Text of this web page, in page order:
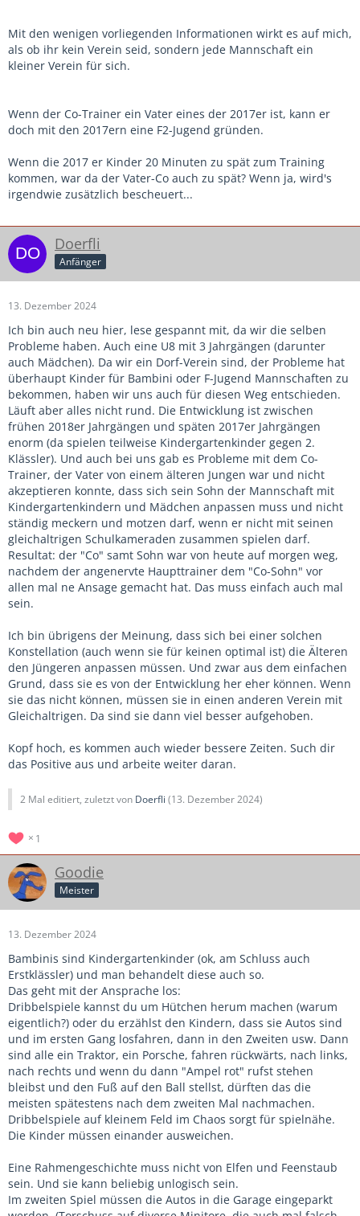
Mit den wenigen vorliegenden Informationen wirkt es auf mich,
als ob ihr kein Verein seid, sondern jede Mannschaft ein
kleiner Verein für sich.
Wenn der Co-Trainer ein Vater eines der 2017er ist, kann er
doch mit den 2017ern eine F2-Jugend gründen.
Wenn die 2017 er Kinder 20 Minuten zu spät zum Training
kommen, war da der Vater-Co auch zu spät? Wenn ja, wird's
irgendwie zusätzlich bescheuert...
Doerfli
Anfänger
13. Dezember 2024
Ich bin auch neu hier, lese gespannt mit, da wir die selben
Probleme haben. Auch eine U8 mit 3 Jahrgängen (darunter
auch Mädchen). Da wir ein Dorf-Verein sind, der Probleme hat
überhaupt Kinder für Bambini oder F-Jugend Mannschaften zu
bekommen, haben wir uns auch für diesen Weg entschieden.
Läuft aber alles nicht rund. Die Entwicklung ist zwischen
frühen 2018er Jahrgängen und späten 2017er Jahrgängen
enorm (da spielen teilweise Kindergartenkinder gegen 2.
Klässler). Und auch bei uns gab es Probleme mit dem Co-
Trainer, der Vater von einem älteren Jungen war und nicht
akzeptieren konnte, dass sich sein Sohn der Mannschaft mit
Kindergartenkindern und Mädchen anpassen muss und nicht
ständig meckern und motzen darf, wenn er nicht mit seinen
gleichaltrigen Schulkameraden zusammen spielen darf.
Resultat: der "Co" samt Sohn war von heute auf morgen weg,
nachdem der angenervte Haupttrainer dem "Co-Sohn" vor
allen mal ne Ansage gemacht hat. Das muss einfach auch mal
sein.
Ich bin übrigens der Meinung, dass sich bei einer solchen
Konstellation (auch wenn sie für keinen optimal ist) die Älteren
den Jüngeren anpassen müssen. Und zwar aus dem einfachen
Grund, dass sie es von der Entwicklung her eher können. Wenn
sie das nicht können, müssen sie in einen anderen Verein mit
Gleichaltrigen. Da sind sie dann viel besser aufgehoben.
Kopf hoch, es kommen auch wieder bessere Zeiten. Such dir
das Positive aus und arbeite weiter daran.
2 Mal editiert, zuletzt von Doerfli (13. Dezember 2024)
1
Goodie
Meister
13. Dezember 2024
Bambinis sind Kindergartenkinder (ok, am Schluss auch
Erstklässler) und man behandelt diese auch so.
Das geht mit der Ansprache los:
Dribbelspiele kannst du um Hütchen herum machen (warum
eigentlich?) oder du erzählst den Kindern, dass sie Autos sind
und im ersten Gang losfahren, dann in den Zweiten usw. Dann
sind alle ein Traktor, ein Porsche, fahren rückwärts, nach links,
nach rechts und wenn du dann "Ampel rot" rufst stehen
bleibst und den Fuß auf den Ball stellst, dürften das die
meisten spätestens nach dem zweiten Mal nachmachen.
Dribbelspiele auf kleinem Feld im Chaos sorgt für spielnähe.
Die Kinder müssen einander ausweichen.
Eine Rahmengeschichte muss nicht von Elfen und Feenstaub
sein. Und sie kann beliebig unlogisch sein.
Im zweiten Spiel müssen die Autos in die Garage eingeparkt